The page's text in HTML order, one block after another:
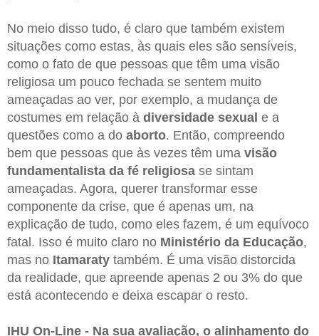
No meio disso tudo, é claro que também existem
situações como estas, às quais eles são sensíveis,
como o fato de que pessoas que têm uma visão
religiosa um pouco fechada se sentem muito
ameaçadas ao ver, por exemplo, a mudança de
costumes em relação à diversidade sexual e a
questões como a do aborto. Então, compreendo
bem que pessoas que às vezes têm uma visão
fundamentalista da fé religiosa se sintam
ameaçadas. Agora, querer transformar esse
componente da crise, que é apenas um, na
explicação de tudo, como eles fazem, é um equívoco
fatal. Isso é muito claro no Ministério da Educação,
mas no Itamaraty também. É uma visão distorcida
da realidade, que apreende apenas 2 ou 3% do que
está acontecendo e deixa escapar o resto.
IHU On-Line - Na sua avaliação, o alinhamento do